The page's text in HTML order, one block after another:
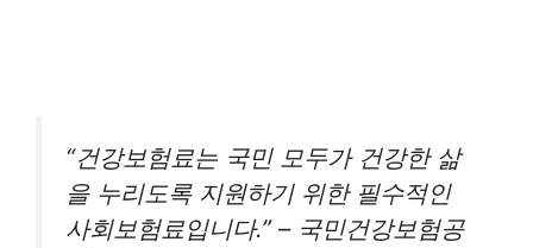
“건강보험료는 국민 모두가 건강한 삶
을 누리도록 지원하기 위한 필수적인
사회보험료입니다.” – 국민건강보험공